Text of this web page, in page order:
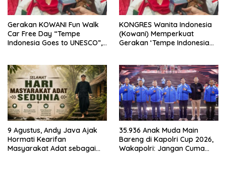
Gerakan KOWANI Fun Walk
Car Free Day “Tempe
Indonesia Goes to UNESCO”,
KONGRES Wanita Indonesia
(Kowani) Memperkuat
Gerakan ‘Tempe Indonesia
9 Agustus, Andy Java Ajak
Hormati Kearifan
Masyarakat Adat sebagai
35.936 Anak Muda Main
Bareng di Kapolri Cup 2026,
Wakapolri: Jangan Cuma